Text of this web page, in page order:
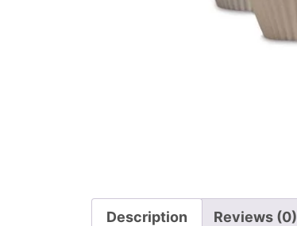
Description Reviews (0)